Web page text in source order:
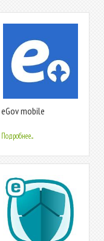
eGov mobile
Подробнее...